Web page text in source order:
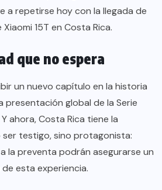
a repetirse hoy con la llegada de
15T en Costa Rica.
que no espera
un nuevo capítulo en la historia
presentación global de la Serie
ahora, Costa Rica tiene la
testigo, sino protagonista:
la preventa podrán asegurarse un
esta experiencia.